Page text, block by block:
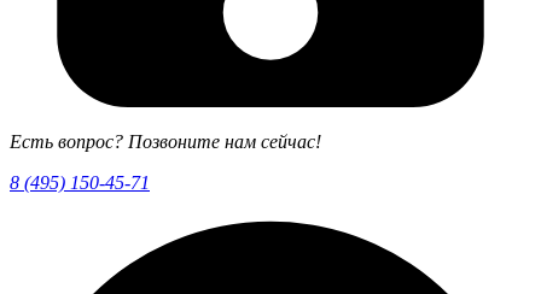
Есть вопрос? Позвоните нам сейчас!
8 (495) 150-45-71